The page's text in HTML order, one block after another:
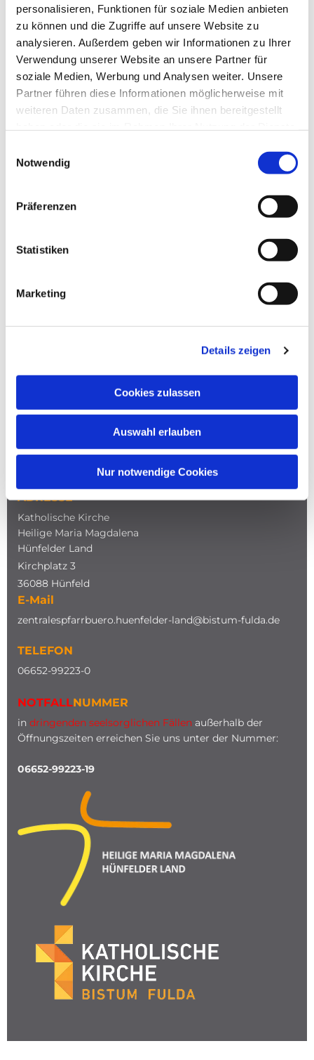
personalisieren, Funktionen für soziale Medien anbieten
zu können und die Zugriffe auf unsere Website zu
analysieren. Außerdem geben wir Informationen zu Ihrer
Verwendung unserer Website an unsere Partner für
soziale Medien, Werbung und Analysen weiter. Unsere
Partner führen diese Informationen möglicherweise mit
weiteren Daten zusammen, die Sie ihnen bereitgestellt
Notwendig
Präferenzen
Statistiken
Marketing
Details zeigen
Cookies zulassen
Auswahl erlauben
Nur notwendige Cookies
interessieren
NAVIGATION
ADRESSE
Katholische Kirche
Heilige Maria Magdalena
Hünfelder Land
Kirchplatz 3
36088 Hünfeld
E-Mail
zentralespfarrbuero.huenfelder-land@bistum-fulda.de
TELEFON
06652-99223-0
NOTFALLNUMMER
in dringenden seelsorglichen Fällen außerhalb der
Öffnungszeiten erreichen Sie uns unter der Nummer:
06652-99223-19